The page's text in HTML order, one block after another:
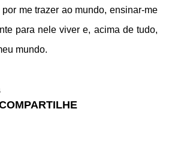
me trazer ao mundo, ensinar-me
para nele viver e, acima de tudo,
mundo.